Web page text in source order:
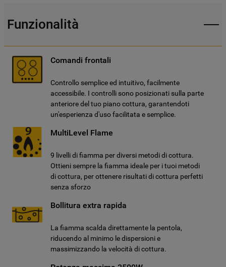
Funzionalità
Comandi frontali
Controllo semplice ed intuitivo, facilmente
accessibile. I controlli sono posizionati sulla parte
anteriore del tuo piano cottura, garantendoti
un'esperienza d'uso facilitata e semplice.
MultiLevel Flame
9 livelli di fiamma per diversi metodi di cottura.
Ottieni sempre la fiamma ideale per i tuoi metodi
di cottura, per ottenere risultati di cottura perfetti
senza sforzo
Bollitura extra rapida
La fiamma scalda direttamente la pentola,
riducendo al minimo le dispersioni e
massimizzando la velocità di cottura.